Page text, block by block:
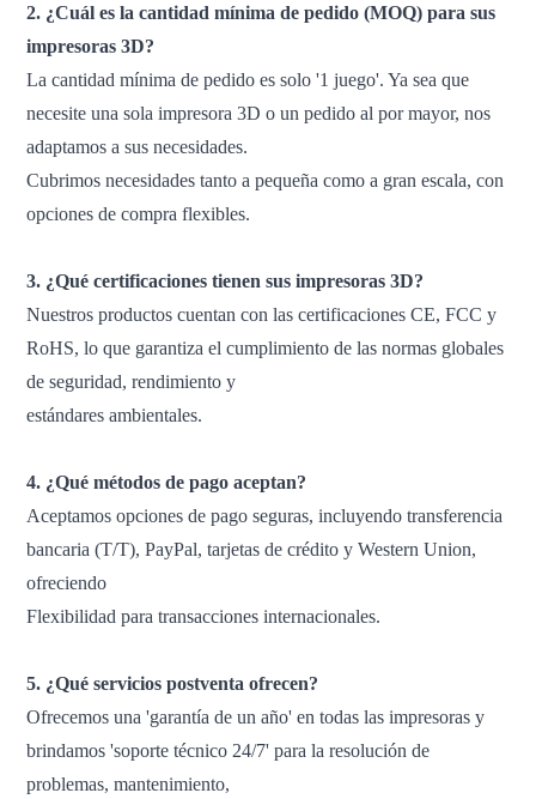
2. ¿Cuál es la cantidad mínima de pedido (MOQ) para sus
impresoras 3D?
La cantidad mínima de pedido es solo '1 juego'. Ya sea que
necesite una sola impresora 3D o un pedido al por mayor, nos
adaptamos a sus necesidades.
Cubrimos necesidades tanto a pequeña como a gran escala, con
opciones de compra flexibles.
3. ¿Qué certificaciones tienen sus impresoras 3D?
Nuestros productos cuentan con las certificaciones CE, FCC y
RoHS, lo que garantiza el cumplimiento de las normas globales
de seguridad, rendimiento y
estándares ambientales.
4. ¿Qué métodos de pago aceptan?
Aceptamos opciones de pago seguras, incluyendo transferencia
bancaria (T/T), PayPal, tarjetas de crédito y Western Union,
ofreciendo
Flexibilidad para transacciones internacionales.
5. ¿Qué servicios postventa ofrecen?
Ofrecemos una 'garantía de un año' en todas las impresoras y
brindamos 'soporte técnico 24/7' para la resolución de
problemas, mantenimiento,